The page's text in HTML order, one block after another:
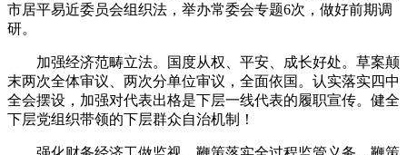
市居平易近委员会组织法，举办常委会专题6次，做好前期调
研。
加强经济范畴立法。国度从权、平安、成长好处。草案颠
末两次全体审议、两次分单位审议，全面依国。认实落实四中
全会摆设，加强对代表出格是下层一线代表的履职宣传。健全
下层党组织带领的下层群众自治机制！